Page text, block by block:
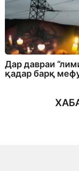
Дар давраи
қадар барқ